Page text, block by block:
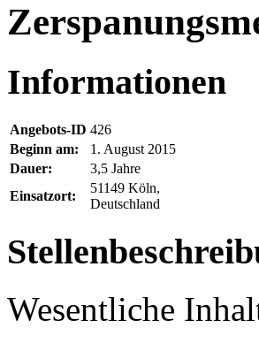
Informationen
Angebots-ID 426
Beginn am:
1. August 2015
Dauer:
3,5 Jahre
Einsatzort:
51149 Köln,
Deutschland
Wesentliche